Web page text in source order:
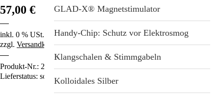
57,00 €
inkl. 0 % USt.
zzgl. Versandkosten
Produkt-Nr.: 2129
Lieferstatus: sofort lieferbar
GLAD-X® Magnetstimulator
Handy-Chip: Schutz vor Elektrosmog
Klangschalen & Stimmgabeln
Kolloidales Silber